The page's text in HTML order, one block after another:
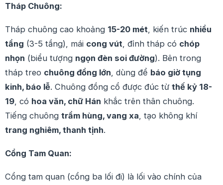
Tháp Chuông:
Tháp chuông cao khoảng 15-20 mét , kiến trúc nhiều
tầng (3-5 tầng), mái cong vút , đỉnh tháp có chóp
nhọn (biểu tượng ngọn đèn soi đường). Bên trong
tháp treo chuông đồng lớn , dùng để báo giờ tụng
kinh, báo lễ. Chuông đồng cổ được đúc từ thế kỷ 18-
19 , có hoa văn, chữ Hán khắc trên thân chuông.
Tiếng chuông trầm hùng, vang xa , tạo không khí
trang nghiêm, thanh tịnh.
Cổng Tam Quan:
Cổng tam quan (cổng ba lối đi) là lối vào chính của